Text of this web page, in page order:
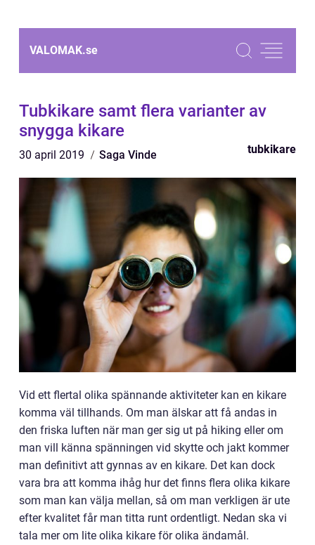
VALOMAK.se
Tubkikare samt flera varianter av
snygga kikare
30 april 2019 Saga Vinde tubkikare
Vid ett flertal olika spännande aktiviteter kan en kikare
komma väl tillhands. Om man älskar att få andas in
den friska luften när man ger sig ut på hiking eller om
man vill känna spänningen vid skytte och jakt kommer
man definitivt att gynnas av en kikare. Det kan dock
vara bra att komma ihåg hur det finns flera olika kikare
som man kan välja mellan, så om man verkligen är ute
efter kvalitet får man titta runt ordentligt. Nedan ska vi
tala mer om lite olika kikare för olika ändamål.